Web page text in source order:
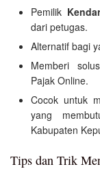
Pemilik
dari petugas.
Alternatif bagi
Memberi
Pajak Online.
Cocok untuk
yang
Kabupaten
Tips dan Trik